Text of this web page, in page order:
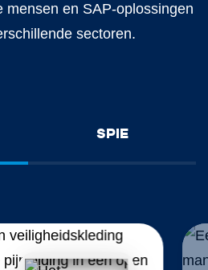
mensen en SAP-oplossingen
sectoren.
SPIE